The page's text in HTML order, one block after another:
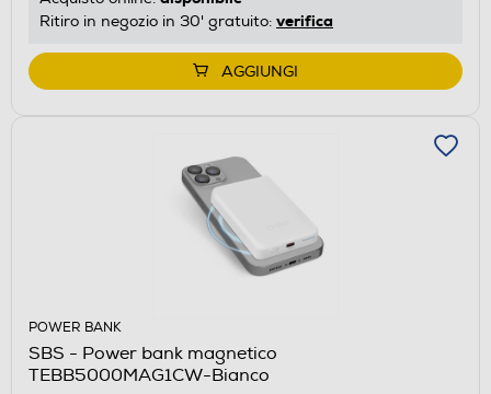
Ritiro in negozio in 30' gratuito: verifica
AGGIUNGI
POWER BANK
SBS - Power bank magnetico
TEBB5000MAG1CW-Bianco